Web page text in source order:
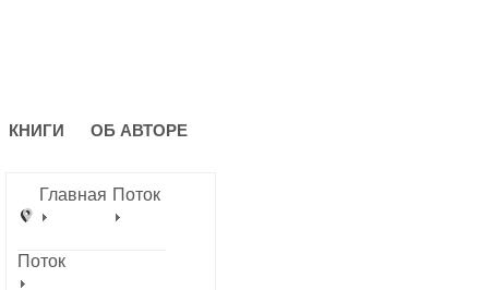
КНИГИ ОБ АВТОРЕ
Главная Поток
Поток